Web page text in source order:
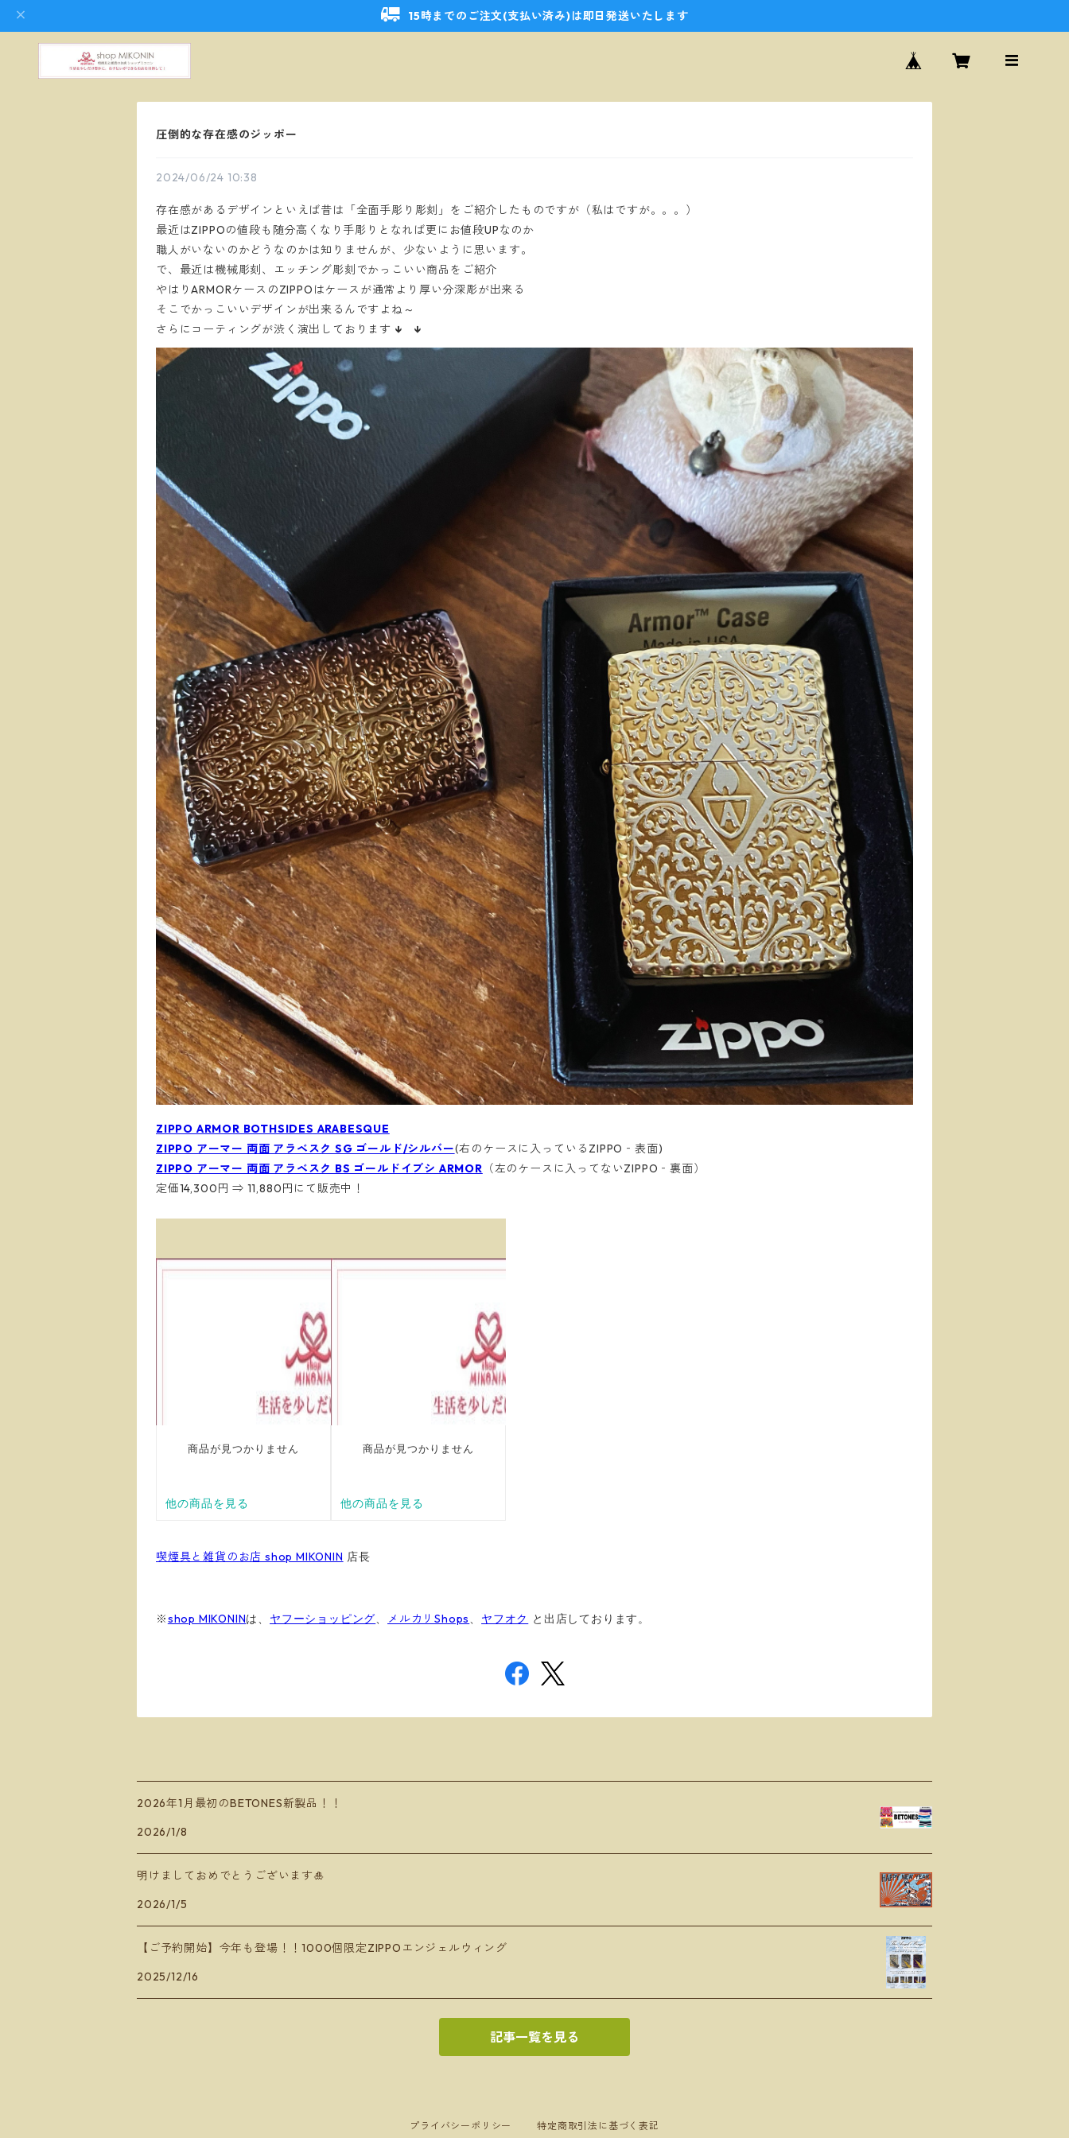
15時までのご注文(支払い済み)は即日発送いたします
圧倒的な存在感のジッポー
2024/06/24 10:38
存在感があるデザインといえば昔は「全面手彫り彫刻」をご紹介したものですが（私はですが。。。）
最近はZIPPOの値段も随分高くなり手彫りとなれば更にお値段UPなのか
職人がいないのかどうなのかは知りませんが、少ないように思います。
で、最近は機械彫刻、エッチング彫刻でかっこいい商品をご紹介
やはりARMORケースのZIPPOはケースが通常より厚い分深彫が出来る
そこでかっこいいデザインが出来るんですよね～
さらにコーティングが渋く演出しております ↓ ↓
ZIPPO ARMOR BOTHSIDES ARABESQUE
ZIPPO アーマー 両面 アラベスク SG ゴールド/シルバー(右のケースに入っているZIPPO‐表面)
ZIPPO アーマー 両面 アラベスク BS ゴールドイブシ ARMOR （左のケースに入ってないZIPPO‐裏面）
定価14,300円 ⇒ 11,880円にて販売中！
喫煙具と雑貨のお店 shop MIKONIN 店長
※shop MIKONINは、 ヤフーショッピング、 メルカリShops、 ヤフオク と出店しております。
2026年1月最初のBETONES新製品！！
2026/1/8
明けましておめでとうございます🎍
2026/1/5
【ご予約開始】今年も登場！！1000個限定ZIPPOエンジェルウィング
2025/12/16
記事一覧を見る
プライバシーポリシー 特定商取引法に基づく表記